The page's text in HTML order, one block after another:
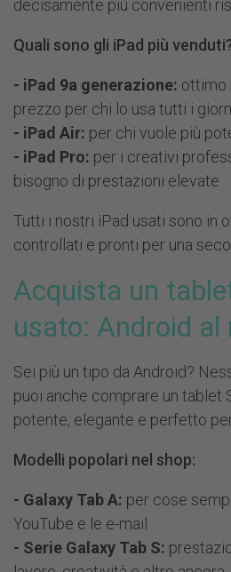
decisamente più convenienti
Quali sono gli iPad più
- iPad 9a generazione: ottimo
prezzo per chi lo usa tutti i
- iPad Air: per chi vuole più
- iPad Pro: per i creativi
bisogno di prestazioni elevate
Tutti i nostri iPad usati sono in
controllati e pronti per una
Acquista un
usato: Android al
Sei più un tipo da Android?
puoi anche comprare un tablet
potente, elegante e perfetto
Modelli popolari nel shop:
- Galaxy Tab A: per cose
YouTube e le e-mail
- Serie Galaxy Tab S: